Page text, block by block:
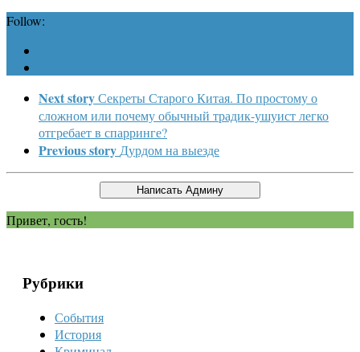
Follow:
Next storyСекреты Старого Китая. По простому о
сложном или почему обычный традик-ушуист легко
отгребает в спарринге?
Previous story Дурдом на выезде
Привет, гость!
Рубрики
События
История